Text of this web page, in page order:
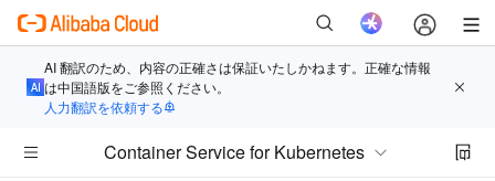
AI 翻訳のため、内容の正確さは保証いたしかねます。正確な情報
は中国語版をご参照ください。
人力翻訳を依頼する
Container Service for Kubernetes